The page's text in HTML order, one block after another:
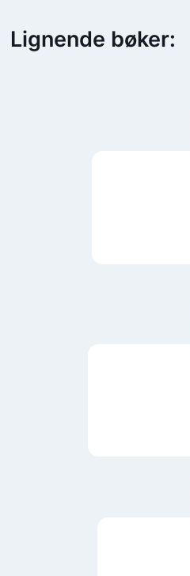
Lignende bøker: